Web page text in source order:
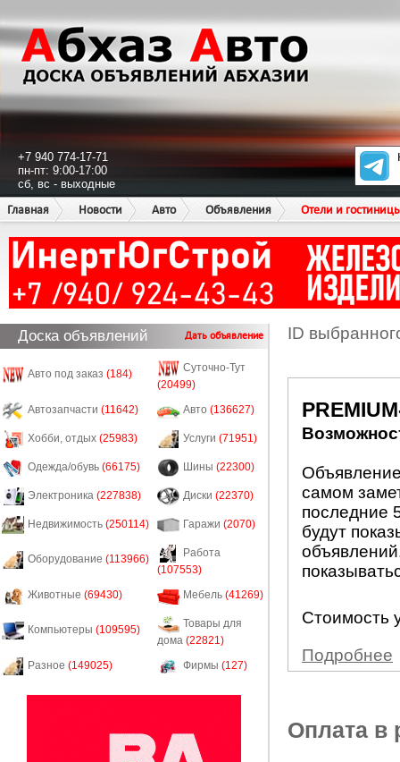
+7 940 774-17-71
пн-пт: 9:00-17:00
сб, вс - выходные
Главная
Новости Авто Объявления Отели и
Доска объявлений Дать объявление
Авто под заказ (184)
Суточно-Тут
(20499)
Автозапчасти (11642) Авто (136627)
Хобби, отдых (25983) Услуги (71951)
Одежда/обувь (66175) Шины (22300)
Электроника (227838) Диски (22370)
Недвижимость (250114) Гаражи (2070)
Оборудование (113966)
Работа
(107553)
Животные (69430) Мебель (41269)
Компьютеры (109595)
Товары для
дома (22821)
Разное (149025) Фирмы (127)
ID
самом
последние
будут
Стоимость
Подробнее
Оплата в